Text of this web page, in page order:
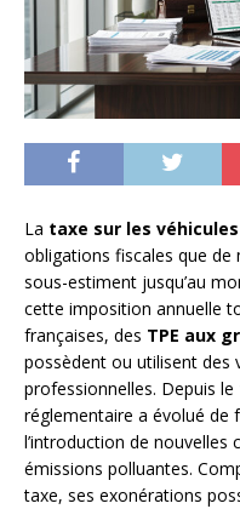
La taxe sur les
obligations fiscales que de
sous-estiment jusqu’au
cette imposition annuelle
françaises, des TPE aux
possèdent ou utilisent des
professionnelles. Depuis le
réglementaire a évolué de
l’introduction de nouvelles
émissions polluantes.
taxe, ses exonérations